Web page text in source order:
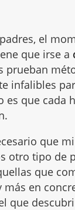
el
que irse a
prueban
infalibles
es que cada
que
otro tipo de
que
más en
que